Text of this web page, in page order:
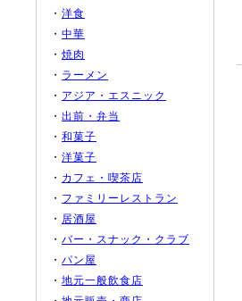
・ 洋食
・ 中華
・ 焼肉
・ ラーメン
・ アジア・エスニック
・ 出前・弁当
・ 和菓子
・ 洋菓子
・ カフェ・喫茶店
・ ファミリーレストラン
・ 居酒屋
・ バー・スナック・クラブ
・ パン屋
・ 地元一般飲食店